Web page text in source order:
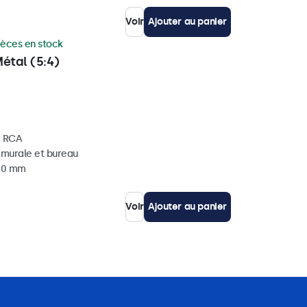
Voir Ajouter au panier
(5:4)
en stock
RCA
et bureau
mm
Voir Ajouter au panier